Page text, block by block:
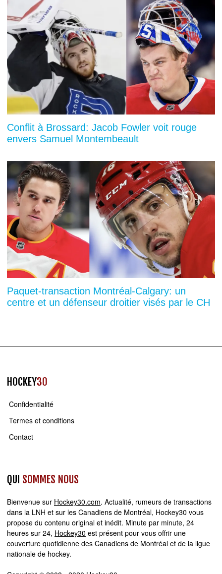
Conflit à Brossard: Jacob Fowler voit rouge
envers Samuel Montembeault
Paquet-transaction Montréal-Calgary: un
centre et un défenseur droitier visés par le CH
HOCKEY30
Confidentialité
Termes et conditions
Contact
QUI SOMMES NOUS
Bienvenue sur Hockey30.com. Actualité, rumeurs de transactions
dans la LNH et sur les Canadiens de Montréal, Hockey30 vous
propose du contenu original et inédit. Minute par minute, 24
heures sur 24, Hockey30 est présent pour vous offrir une
couverture quotidienne des Canadiens de Montréal et de la ligue
nationale de hockey.